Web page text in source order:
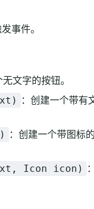
事件。
文字的按钮。
：创建一个带有
：创建一个带图标
Icon icon)